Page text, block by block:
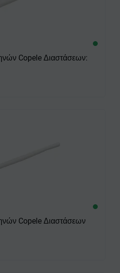
Copele Διαστάσεων:
Copele Διαστάσεων